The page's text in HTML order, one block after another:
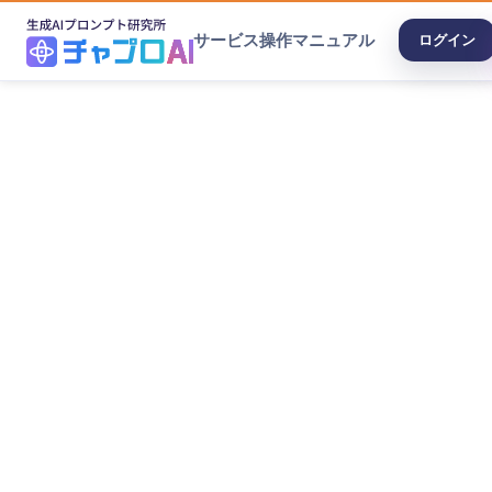
サービス操作マニュアル ログイン